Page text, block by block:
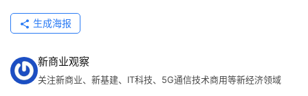
生成海报
新商业观察
关注新商业、新基建、IT科技、5G通信技术商用等新经济领域